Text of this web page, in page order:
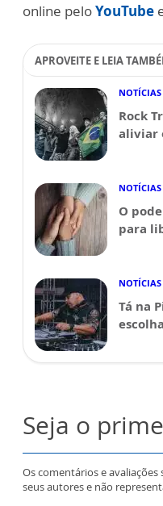
online peloYouTube
APROVEITE E LEIA
NOTÍCIAS
Rock
aliviar
NOTÍCIAS
O
para
NOTÍCIAS
Tá na
Seja o
Os comentários e
seus autores e não